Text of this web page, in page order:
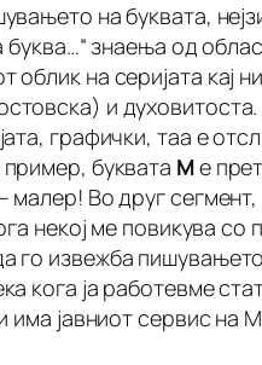
на буквата,
знаења од
на серијата кај
и
графички, таа е
буквата Ме
малер! Во друг
некој ме повикува
извежба
кога ја работевме
има јавниот сервис